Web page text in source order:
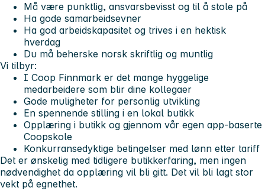
Må være punktlig, ansvarsbevisst og til å stole på
Ha gode samarbeidsevner
Ha god arbeidskapasitet og trives i en hektisk
hverdag
Du må beherske norsk skriftlig og muntlig
Vi tilbyr:
I Coop Finnmark er det mange hyggelige
medarbeidere som blir dine kollegaer
Gode muligheter for personlig utvikling
En spennende stilling i en lokal butikk
Opplæring i butikk og gjennom vår egen app-baserte
Coopskole
Konkurransedyktige betingelser med lønn etter tariff
Det er ønskelig med tidligere butikkerfaring, men ingen
nødvendighet da opplæring vil bli gitt. Det vil bli lagt stor
vekt på egnethet.